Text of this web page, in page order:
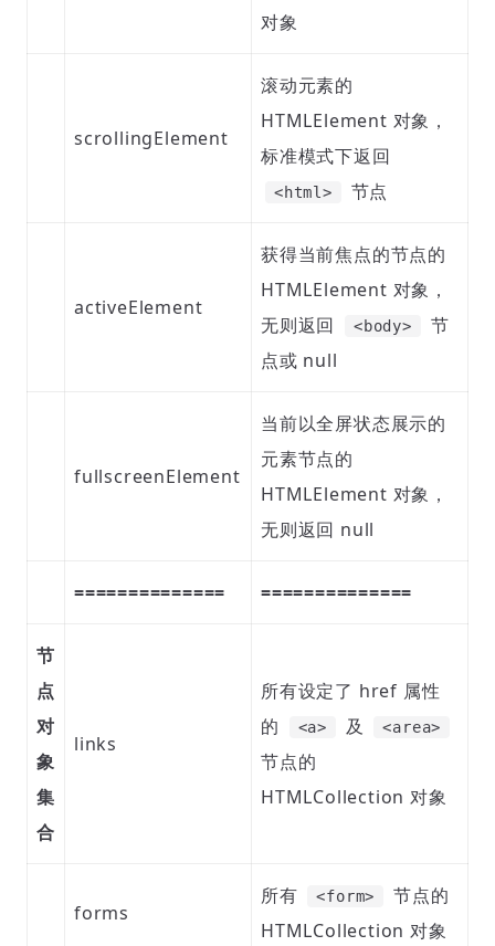
对象
scrollingElement
滚动元素的
HTMLElement 对象，
标准模式下返回
<html> 节点
activeElement
获得当前焦点的节点的
HTMLElement 对象，
无则返回
<body>
节
点或 null
fullscreenElement
当前以全屏状态展示的
元素节点的
HTMLElement 对象，
无则返回 null
============== ==============
节
点
对
象
集
合
links
所有设定了 href 属性
的
<a> 及 <area>
节点的
HTMLCollection 对象
forms
所有 <form>
节点的
HTMLCollection 对象